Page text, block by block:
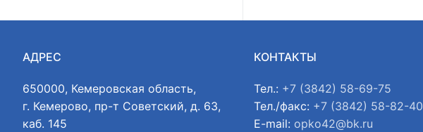
АДРЕС
650000, Кемеровская область,
г. Кемерово, пр-т Советский, д. 63,
каб. 145
КОНТАКТЫ
Тел.: +7 (3842) 58-69-75
Тел./факс: +7 (3842) 58-82-40
E-mail: opko42@bk.ru